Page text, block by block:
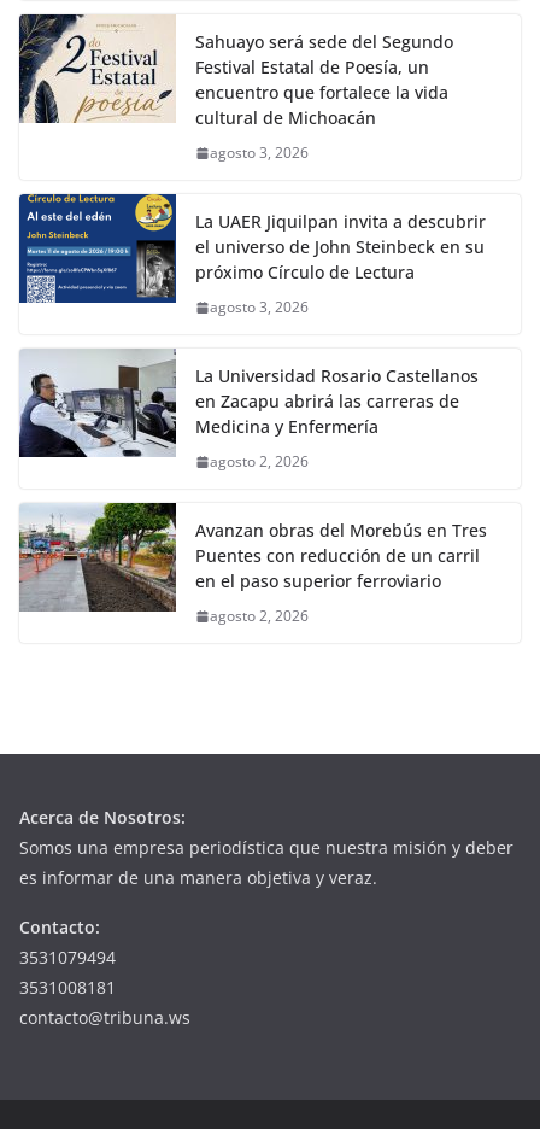
Sahuayo será sede del Segundo
Festival Estatal de Poesía, un
encuentro que fortalece la vida
cultural de Michoacán
agosto 3, 2026
La UAER Jiquilpan invita a descubrir
el universo de John Steinbeck en su
próximo Círculo de Lectura
agosto 3, 2026
La Universidad Rosario Castellanos
en Zacapu abrirá las carreras de
Medicina y Enfermería
agosto 2, 2026
Avanzan obras del Morebús en Tres
Puentes con reducción de un carril
en el paso superior ferroviario
agosto 2, 2026
Acerca de Nosotros:
Somos una empresa periodística que nuestra misión y deber
es informar de una manera objetiva y veraz.
Contacto:
3531079494
3531008181
contacto@tribuna.ws